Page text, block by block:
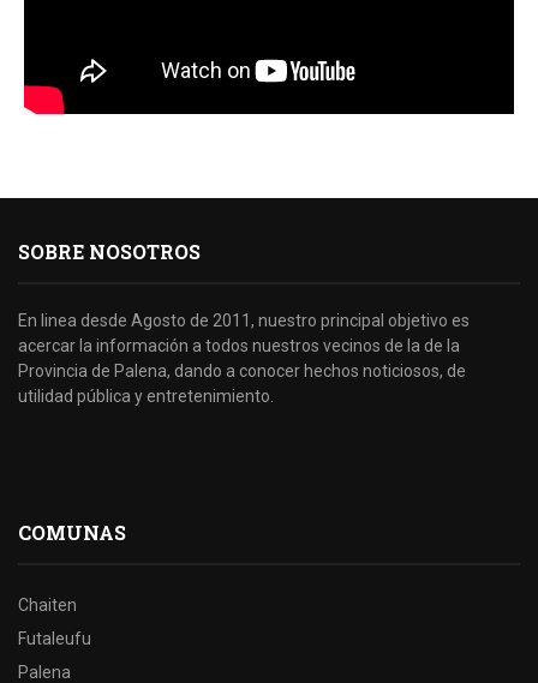
SOBRE NOSOTROS
En linea desde Agosto de 2011, nuestro principal objetivo es
acercar la información a todos nuestros vecinos de la de la
Provincia de Palena, dando a conocer hechos noticiosos, de
utilidad pública y entretenimiento.
COMUNAS
Chaiten
Futaleufu
Palena